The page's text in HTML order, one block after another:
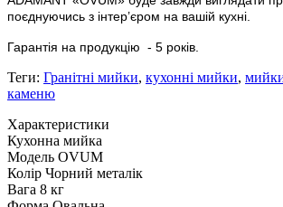
поєднуючись з інтер’єром на вашій кухні.
Гарантія на продукцію - 5 років.
Теги: Гранітні мийки, кухонні мийки,
каменю
Характеристики
Кухонна мийка
Модель OVUM
Колір Чорний металік
Вага 8 кг